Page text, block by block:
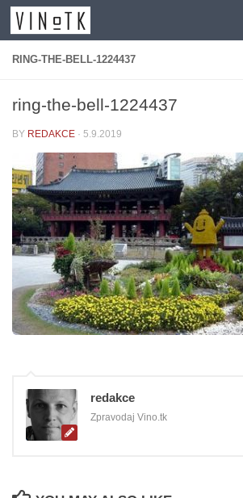
Skip to content
RING-THE-BELL-1224437
ring-the-bell-1224437
BY REDAKCE · 5.9.2019
redakce
Zpravodaj Vino.tk